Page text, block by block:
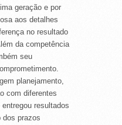
geração e por
aos detalhes
no resultado
da competência
seu
planejamento,
com diferentes
resultados
dos prazos